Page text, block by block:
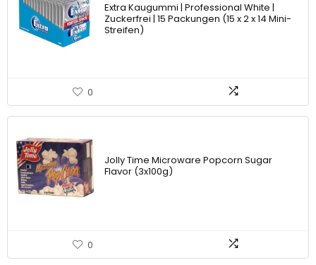
Extra Kaugummi | Professional White |
Zuckerfrei | 15 Packungen (15 x 2 x 14 Mini-
Streifen)
0
Jolly Time Microware Popcorn Sugar
Flavor (3x100g)
0